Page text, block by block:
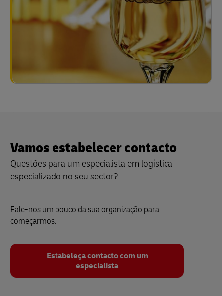
Vamos estabelecer contacto
Questões para um especialista em logística
especializado no seu sector?
Fale-nos um pouco da sua organização para
começarmos.
Estabeleça contacto com um
especialista